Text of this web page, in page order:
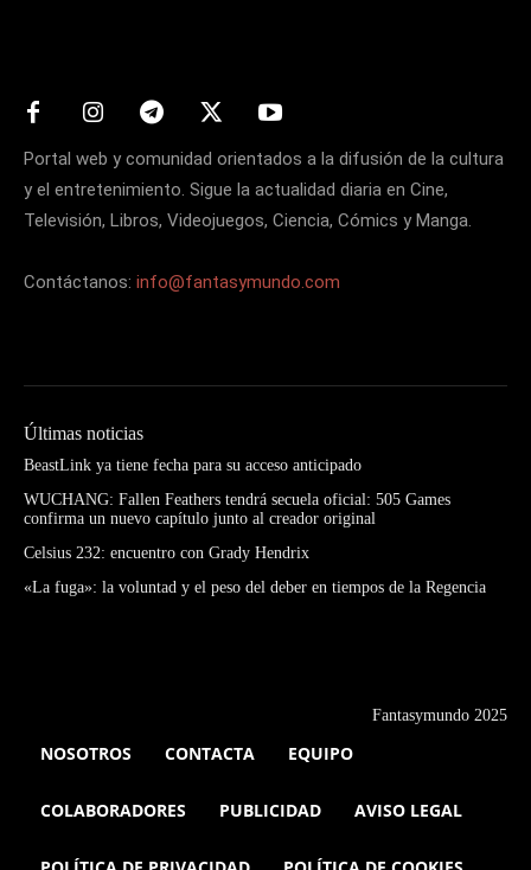
Portal web y comunidad orientados a la difusión de la cultura
y el entretenimiento. Sigue la actualidad diaria en Cine,
Televisión, Libros, Videojuegos, Ciencia, Cómics y Manga.
Contáctanos: info@fantasymundo.com
Últimas noticias
BeastLink ya tiene fecha para su acceso anticipado
WUCHANG: Fallen Feathers tendrá secuela oficial: 505 Games
confirma un nuevo capítulo junto al creador original
Celsius 232: encuentro con Grady Hendrix
«La fuga»: la voluntad y el peso del deber en tiempos de la Regencia
Fantasymundo 2025
NOSOTROS CONTACTA EQUIPO
COLABORADORES PUBLICIDAD AVISO LEGAL